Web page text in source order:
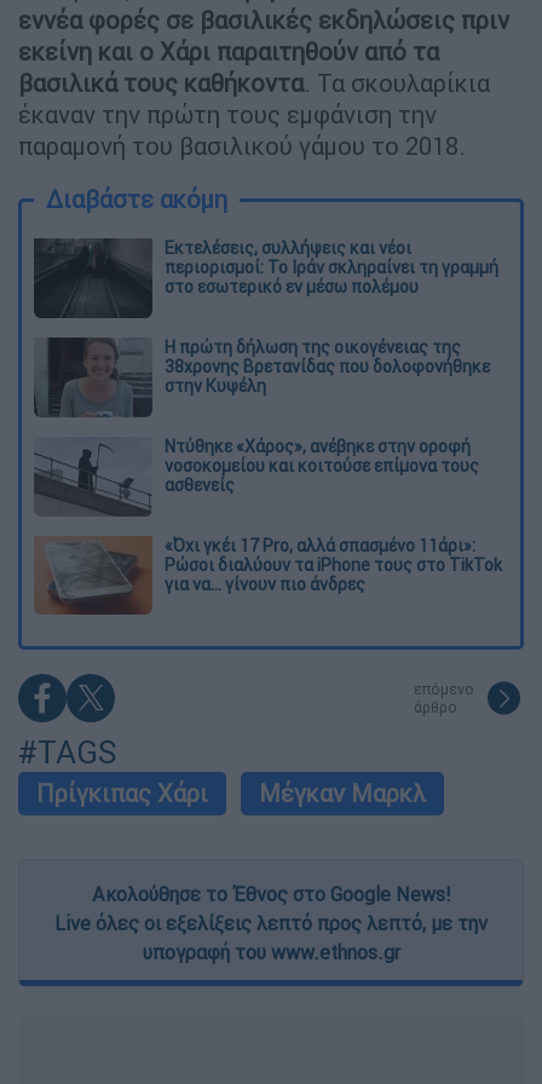
εννέα φορές σε βασιλικές εκδηλώσεις πριν
εκείνη και ο Χάρι παραιτηθούν από τα
βασιλικά τους καθήκοντα. Τα σκουλαρίκια
έκαναν την πρώτη τους εμφάνιση την
παραμονή του βασιλικού γάμου το 2018.
Διαβάστε ακόμη
Εκτελέσεις, συλλήψεις και νέοι
περιορισμοί: Το Ιράν σκληραίνει τη γραμμή
στο εσωτερικό εν μέσω πολέμου
Η πρώτη δήλωση της οικογένειας της
38χρονης Βρετανίδας που δολοφονήθηκε
στην Κυψέλη
Ντύθηκε «Χάρος», ανέβηκε στην οροφή
νοσοκομείου και κοιτούσε επίμονα τους
ασθενείς
«Όχι γκέι 17 Pro, αλλά σπασμένο 11άρι»:
Ρώσοι διαλύουν τα iPhone τους στο TikTok
για να... γίνουν πιο άνδρες
επόμενο
άρθρο
#TAGS
Πρίγκιπας Χάρι Μέγκαν Μαρκλ
Ακολούθησε το Έθνος στο Google News!
Live όλες οι εξελίξεις λεπτό προς λεπτό, με την
υπογραφή του www.ethnos.gr